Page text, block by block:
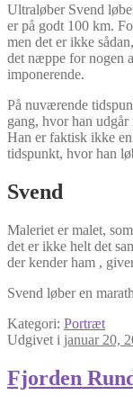
Ultraløber Svend
er på godt 100 km.
men det er ikke
det næppe for nogen
imponerende.
På nuværende
gang, hvor han
Han er faktisk ikke
tidspunkt, hvor han
Svend
Maleriet er malet,
det er ikke helt det
der kender ham ,
Svend løber en
Kategori: Portræt
Udgivet i januar 20,
Fjorden